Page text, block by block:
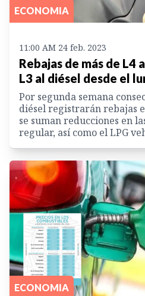
ECONOMIA
11:00 AM 24 feb. 2023
Rebajas de más de L4
L3 al diésel desde el
Por segunda semana
diésel registrarán rebajas
se suman reducciones en
regular, así como el LPG
ECONOMIA